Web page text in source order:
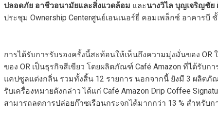
ปลอดภัย อาชีวอนามัยและสิ่งแวดล้อม และนางวิไล บุญเจริญชั
ประชุม Ownership Centerศูนย์เอนเนอร์ยี่ คอมเพล็กซ์ อาคารบี
การได้รับการรับรองครั้งนี้สะท้อนให้เห็นถึงความมุ่งมั่นของ OR
ของ OR เป็นธุรกิจสีเขียว โดยผลิตภัณฑ์ Café Amazon ที่ได้รับ
แคปซูลแต่งกลิ่น รวมทั้งสิ้น 12 รายการ นอกจากนี้ ยังมี 3 ผลิต
รับเครื่องหมายดังกล่าว ได้แก่ Café Amazon Drip Coffee
สามารถลดการปล่อยก๊าซเรือนกระจกได้มากกว่า 13 % สำหรั